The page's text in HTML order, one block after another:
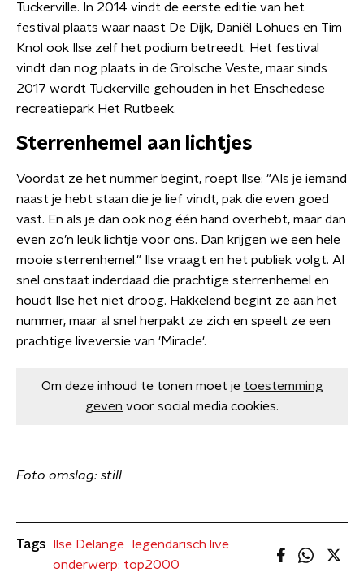
Tuckerville. In 2014 vindt de eerste editie van het
festival plaats waar naast De Dijk, Daniël Lohues en Tim
Knol ook Ilse zelf het podium betreedt. Het festival
vindt dan nog plaats in de Grolsche Veste, maar sinds
2017 wordt Tuckerville gehouden in het Enschedese
recreatiepark Het Rutbeek.
Sterrenhemel aan lichtjes
Voordat ze het nummer begint, roept Ilse: "Als je iemand
naast je hebt staan die je lief vindt, pak die even goed
vast. En als je dan ook nog één hand overhebt, maar dan
even zo’n leuk lichtje voor ons. Dan krijgen we een hele
mooie sterrenhemel." Ilse vraagt en het publiek volgt. Al
snel onstaat inderdaad die prachtige sterrenhemel en
houdt Ilse het niet droog. Hakkelend begint ze aan het
nummer, maar al snel herpakt ze zich en speelt ze een
prachtige liveversie van 'Miracle'.
Om deze inhoud te tonen moet je toestemming
geven voor social media cookies.
Foto omslag: still
Tags Ilse Delange
legendarisch live
onderwerp: top2000